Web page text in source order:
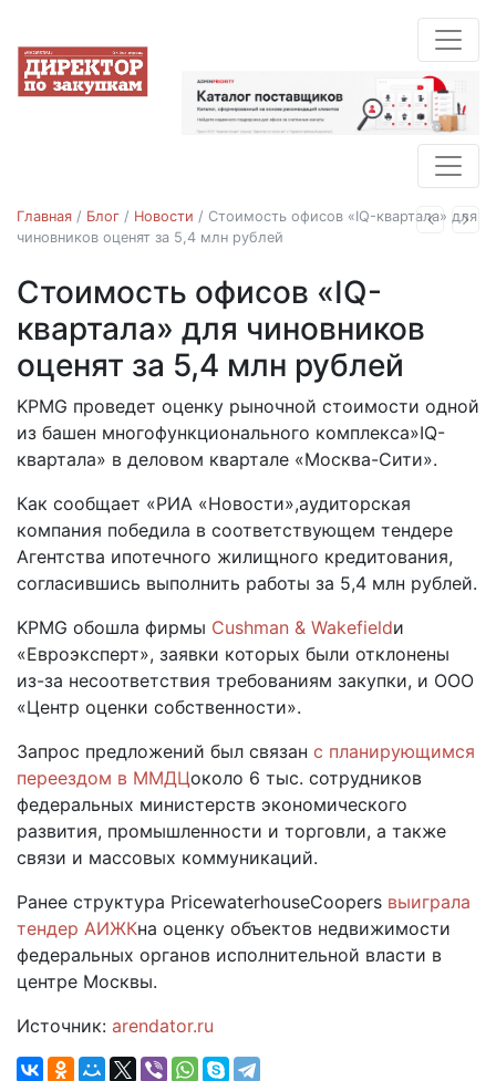
Назад
Главная / Блог / Новости / Стоимость офисов «IQ-квартала» для
чиновников оценят за 5,4 млн рублей
Новости
Стоимость офисов «IQ-
квартала» для чиновников
оценят за 5,4 млн рублей
07.09.2017
KPMG проведет оценку рыночной стоимости одной
из башен многофункционального комплекса»IQ-
квартала» в деловом квартале «Москва-Сити».
Как сообщает «РИА «Новости»,аудиторская
компания победила в соответствующем тендере
Агентства ипотечного жилищного кредитования,
согласившись выполнить работы за 5,4 млн рублей.
KPMG обошла фирмы Cushman & Wakefieldи
«Евроэксперт», заявки которых были отклонены
из-за несоответствия требованиям закупки, и ООО
«Центр оценки собственности».
Запрос предложений был связан с планирующимся
переездом в ММДЦоколо 6 тыс. сотрудников
федеральных министерств экономического
развития, промышленности и торговли, а также
связи и массовых коммуникаций.
Ранее структура PricewaterhouseCoopers выиграла
тендер АИЖКна оценку объектов недвижимости
федеральных органов исполнительной власти в
центре Москвы.
Источник: arendator.ru